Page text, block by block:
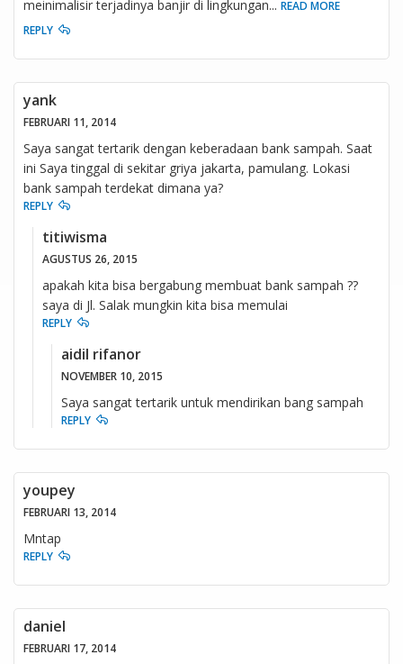
meinimalisir terjadinya banjir di lingkungan... READ MORE
REPLY
yank
FEBRUARI 11, 2014
Saya sangat tertarik dengan keberadaan bank sampah. Saat
ini Saya tinggal di sekitar griya jakarta, pamulang. Lokasi
bank sampah terdekat dimana ya?
REPLY
titiwisma
AGUSTUS 26, 2015
apakah kita bisa bergabung membuat bank sampah ??
saya di Jl. Salak mungkin kita bisa memulai
REPLY
aidil rifanor
NOVEMBER 10, 2015
Saya sangat tertarik untuk mendirikan bang sampah
REPLY
youpey
FEBRUARI 13, 2014
Mntap
REPLY
daniel
FEBRUARI 17, 2014